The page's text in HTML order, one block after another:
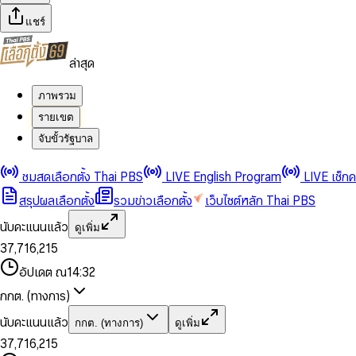
แชร์
ล่าสุด
ภาพรวม
รายเขต
จับขั้วรัฐบาล
ชมสดเลือกตั้ง Thai PBS LIVE English Program
LIVE เช็ก
สรุปผลเลือกตั้ง
รวมข่าวเลือกตั้ง
เว็บไซต์หลัก Thai PBS
นับคะแนนแล้ว
ดูเพิ่ม
0
1
2
3
4
5
6
8
9
2
3
4
5
6
7
8
9
,
0
2
4
6
7
8
9
0
1
2
3
4
5
6
7
8
1
3
5
6
7
8
9
,
1
2
4
5
7
8
9
0
1
3
4
6
7
8
0
2
3
4
5
7
8
อัปเดต ณ14:32
กกต. (ทางการ)
นับคะแนนแล้ว
กกต. (ทางการ) ดูเพิ่ม
0
1
2
3
0
1
2
4
5
6
7,
0
1
2
4
6
7
0
1
0
1
3
5
6,
1
2
0
1
0
2
3
4
5